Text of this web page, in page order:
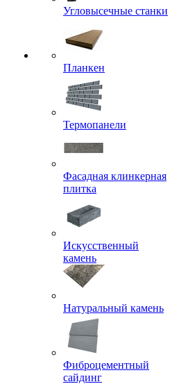
Угловысечные станки
Планкен
Термопанели
Фасадная клинкерная
плитка
Искусственный
камень
Натуральный камень
Фиброцементный
сайдинг